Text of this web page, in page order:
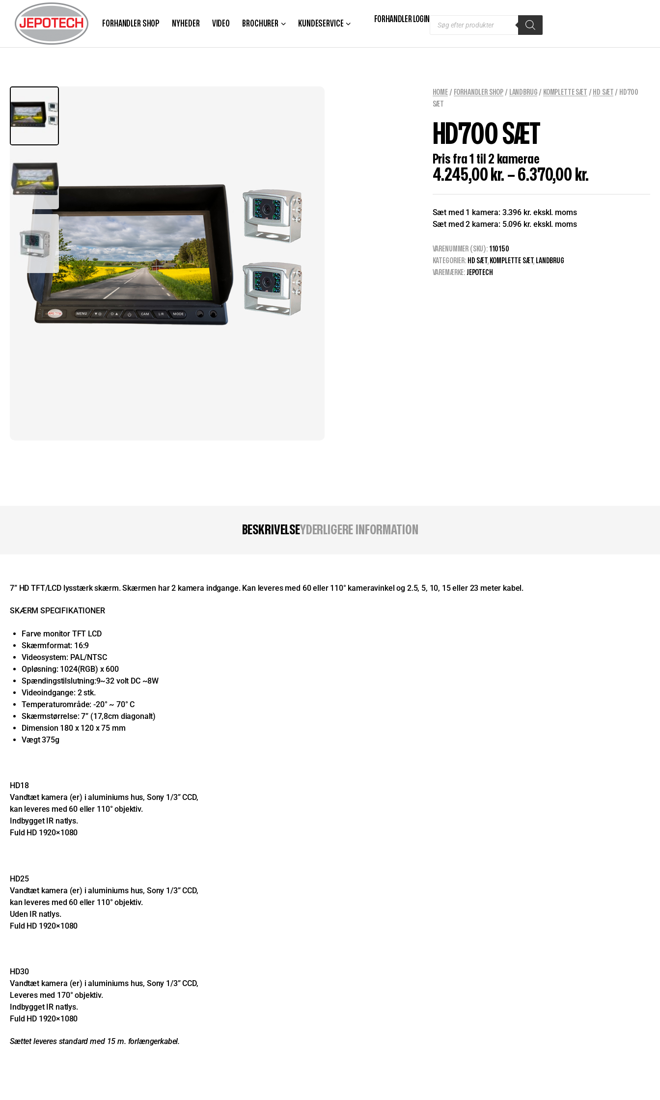
FORHANDLER SHOP NYHEDER VIDEO BROCHURER KUNDESERVICE
FORHANDLER LOGIN
HOME / FORHANDLER SHOP / LANDBRUG / KOMPLETTE SÆT / HD SÆT / HD700
SÆT
HD700 SÆT
Pris fra 1 til 2 kamerae
4.245,00 kr. – 6.370,00 kr.
Sæt med 1 kamera: 3.396 kr. ekskl. moms
Sæt med 2 kamera: 5.096 kr. ekskl. moms
VARENUMMER (SKU): 110150
KATEGORIER: HD SÆT, KOMPLETTE SÆT, LANDBRUG
VAREMÆRKE:JEPOTECH
BESKRIVELSEYDERLIGERE INFORMATION
7” HD TFT/LCD lysstærk skærm. Skærmen har 2 kamera indgange. Kan leveres med 60 eller 110° kameravinkel og 2.5, 5, 10, 15 eller 23 meter kabel.
SKÆRM SPECIFIKATIONER
Farve monitor TFT LCD
Skærmformat: 16:9
Videosystem: PAL/NTSC
Opløsning: 1024(RGB) x 600
Spændingstilslutning:9~32 volt DC ~8W
Videoindgange: 2 stk.
Temperaturområde: -20° ~ 70° C
Skærmstørrelse: 7” (17,8cm diagonalt)
Dimension 180 x 120 x 75 mm
Vægt 375g
HD18
Vandtæt kamera (er) i aluminiums hus, Sony 1/3” CCD,
kan leveres med 60 eller 110° objektiv.
Indbygget IR natlys.
Fuld HD 1920×1080
HD25
Vandtæt kamera (er) i aluminiums hus, Sony 1/3” CCD,
kan leveres med 60 eller 110° objektiv.
Uden IR natlys.
Fuld HD 1920×1080
HD30
Vandtæt kamera (er) i aluminiums hus, Sony 1/3” CCD,
Leveres med 170° objektiv.
Indbygget IR natlys.
Fuld HD 1920×1080
Sættet leveres standard med 15 m. forlængerkabel.